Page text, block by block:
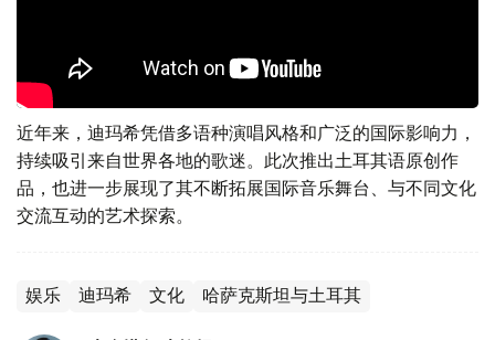
近年来，迪玛希凭借多语种演唱风格和广泛的国际影响力，
持续吸引来自世界各地的歌迷。此次推出土耳其语原创作
品，也进一步展现了其不断拓展国际音乐舞台、与不同文化
交流互动的艺术探索。
娱乐 迪玛希 文化 哈萨克斯坦与土耳其